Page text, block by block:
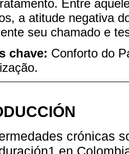
Entre
a atitude negativa
seu chamado e
chave: Conforto do
crónicas
en